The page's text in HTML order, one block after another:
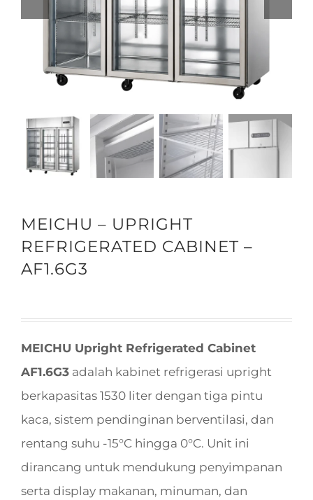
MEICHU – UPRIGHT
REFRIGERATED CABINET –
AF1.6G3
MEICHU Upright Refrigerated Cabinet
AF1.6G3 adalah kabinet refrigerasi upright
berkapasitas 1530 liter dengan tiga pintu
kaca, sistem pendinginan berventilasi, dan
rentang suhu -15°C hingga 0°C. Unit ini
dirancang untuk mendukung penyimpanan
serta display makanan, minuman, dan